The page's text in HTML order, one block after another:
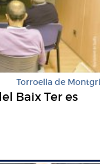
Torroella de Montgrí
Baix Ter es